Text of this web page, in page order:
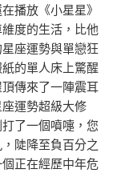
播放《小星星》
度的生活，比他
座運勢與單戀狂
的單人床上驚醒
傳來了一陣震耳
運勢超級大修
了一個噴嚏，您
陡降至負百分之
正在經歷中年危